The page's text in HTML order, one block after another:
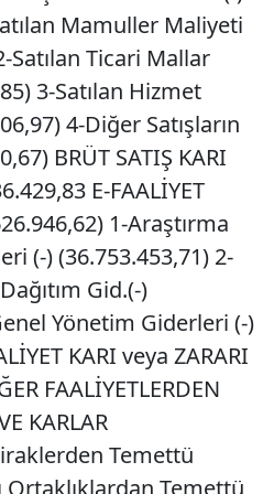
Mamuller Maliyeti
Satılan Ticari Mallar
3-Satılan Hizmet
4-Diğer Satışların
BRÜT SATIŞ KARI
E-FAALİYET
1-Araştırma
(-) (36.753.453,71) 2-
Gid.(-)
Yönetim Giderleri (-)
KARI veya ZARARI
FAALİYETLERDEN
KARLAR
Temettü